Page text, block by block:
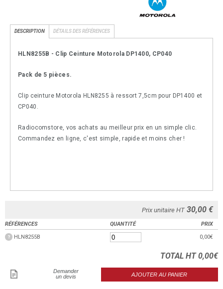
DESCRIPTION DÉTAILS DES RÉFÉRENCES
HLN8255B - Clip Ceinture Motorola DP1400, CP040
Pack de 5 pièces.
Clip ceinture Motorola HLN8255 à ressort 7,5cm pour DP1400 et
CP040.
Radiocomstore, vos achats au meilleur prix en un simple clic.
Commandez en ligne, c'est simple, rapide et moins cher !
Prix unitaire HT 30,00 €
RÉFÉRENCES QUANTITÉ PRIX
? HLN8255B 0,00€
TOTAL HT0,00€
Demander
un devis